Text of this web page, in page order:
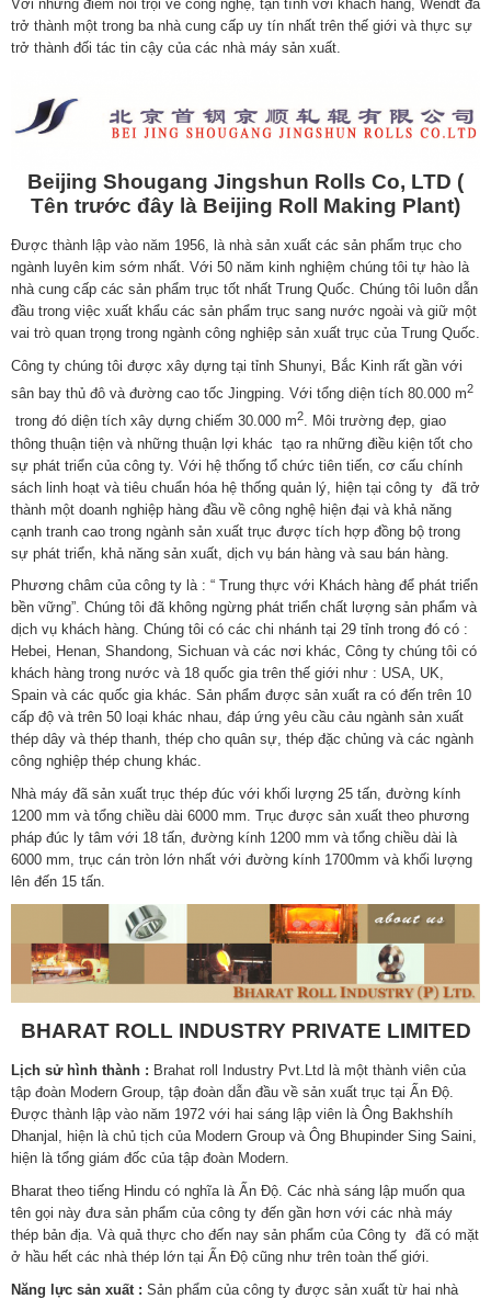
Với những điểm nổi trội về công nghệ, tận tình với khách hàng, Wendt đã
trở thành một trong ba nhà cung cấp uy tín nhất trên thế giới và thực sự
trở thành đối tác tin cậy của các nhà máy sản xuất.
Beijing Shougang Jingshun Rolls Co, LTD (
Tên trước đây là Beijing Roll Making Plant)
Được thành lập vào năm 1956, là nhà sản xuất các sản phẩm trục cho
ngành luyên kim sớm nhất. Với 50 năm kinh nghiệm chúng tôi tự hào là
nhà cung cấp các sản phẩm trục tốt nhất Trung Quốc. Chúng tôi luôn dẫn
đầu trong việc xuất khẩu các sản phẩm trục sang nước ngoài và giữ một
vai trò quan trọng trong ngành công nghiệp sản xuất trục của Trung Quốc.
Công ty chúng tôi được xây dựng tại tỉnh Shunyi, Bắc Kinh rất gần với
sân bay thủ đô và đường cao tốc Jingping. Với tổng diện tích 80.000 m2
trong đó diện tích xây dựng chiếm 30.000 m2. Môi trường đẹp, giao
thông thuận tiện và những thuận lợi khác tạo ra những điều kiện tốt cho
sự phát triển của công ty. Với hệ thống tổ chức tiên tiến, cơ cấu chính
sách linh hoạt và tiêu chuẩn hóa hệ thống quản lý, hiện tại công ty đã trở
thành một doanh nghiệp hàng đầu về công nghệ hiện đại và khả năng
cạnh tranh cao trong ngành sản xuất trục được tích hợp đồng bộ trong
sự phát triển, khả năng sản xuất, dịch vụ bán hàng và sau bán hàng.
Phương châm của công ty là : “ Trung thực với Khách hàng để phát triển
bền vững”. Chúng tôi đã không ngừng phát triển chất lượng sản phẩm và
dịch vụ khách hàng. Chúng tôi có các chi nhánh tại 29 tỉnh trong đó có :
Hebei, Henan, Shandong, Sichuan và các nơi khác, Công ty chúng tôi có
khách hàng trong nước và 18 quốc gia trên thế giới như : USA, UK,
Spain và các quốc gia khác. Sản phẩm được sản xuất ra có đến trên 10
cấp độ và trên 50 loại khác nhau, đáp ứng yêu cầu cảu ngành sản xuất
thép dây và thép thanh, thép cho quân sự, thép đặc chủng và các ngành
công nghiệp thép chung khác.
Nhà máy đã sản xuất trục thép đúc với khối lượng 25 tấn, đường kính
1200 mm và tổng chiều dài 6000 mm. Trục được sản xuất theo phương
pháp đúc ly tâm với 18 tấn, đường kính 1200 mm và tổng chiều dài là
6000 mm, trục cán tròn lớn nhất với đường kính 1700mm và khối lượng
lên đến 15 tấn.
BHARAT ROLL INDUSTRY PRIVATE LIMITED
Lịch sử hình thành : Brahat roll Industry Pvt.Ltd là một thành viên của
tập đoàn Modern Group, tập đoàn dẫn đầu về sản xuất trục tại Ấn Độ.
Được thành lập vào năm 1972 với hai sáng lập viên là Ông Bakhshíh
Dhanjal, hiện là chủ tịch của Modern Group và Ông Bhupinder Sing Saini,
hiện là tổng giám đốc của tập đoàn Modern.
Bharat theo tiếng Hindu có nghĩa là Ấn Độ. Các nhà sáng lập muốn qua
tên gọi này đưa sản phẩm của công ty đến gần hơn với các nhà máy
thép bản địa. Và quả thực cho đến nay sản phẩm của Công ty đã có mặt
ở hầu hết các nhà thép lớn tại Ấn Độ cũng như trên toàn thế giới.
Năng lực sản xuất : Sản phẩm của công ty được sản xuất từ hai nhà